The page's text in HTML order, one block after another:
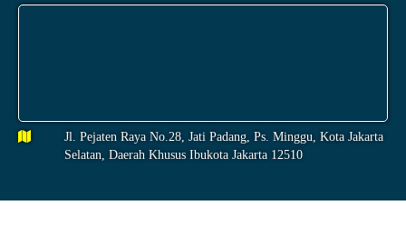
Jl. Pejaten Raya No.28, Jati Padang, Ps. Minggu, Kota Jakarta
Selatan, Daerah Khusus Ibukota Jakarta 12510